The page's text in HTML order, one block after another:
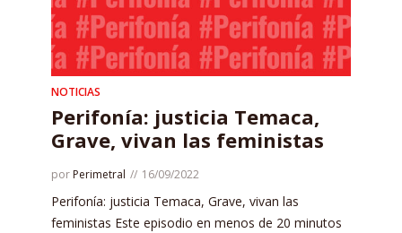
NOTICIAS
Perifonía: justicia Temaca,
Grave, vivan las feministas
por Perimetral 16/09/2022
Perifonía: justicia Temaca, Grave, vivan las
feministas Este episodio en menos de 20 minutos